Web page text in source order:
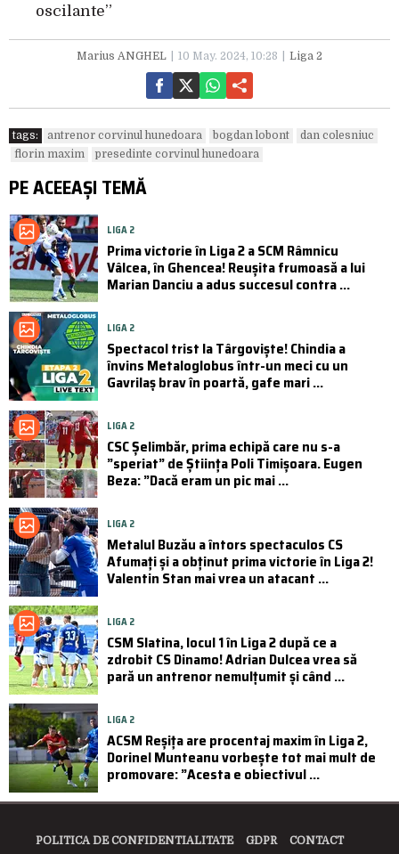
oscilante”
Marius ANGHEL 10 May. 2024, 10:28 Liga 2
tags: antrenor corvinul hunedoara bogdan lobont
dan colesniuc
florin maxim
presedinte corvinul hunedoara
PE ACEEAȘI TEMĂ
LIGA 2
Prima victorie în Liga 2 a SCM Râmnicu
Vâlcea, în Ghencea! Reușita frumoasă a lui
Marian Danciu a adus succesul contra ...
LIGA 2
Spectacol trist la Târgoviște! Chindia a
învins Metaloglobus într-un meci cu un
Gavrilaș brav în poartă, gafe mari ...
LIGA 2
CSC Şelimbăr, prima echipă care nu s-a
”speriat” de Știința Poli Timișoara. Eugen
Beza: ”Dacă eram un pic mai ...
LIGA 2
Metalul Buzău a întors spectaculos CS
Afumați și a obținut prima victorie în Liga 2!
Valentin Stan mai vrea un atacant ...
LIGA 2
CSM Slatina, locul 1 în Liga 2 după ce a
zdrobit CS Dinamo! Adrian Dulcea vrea să
pară un antrenor nemulțumit și când ...
LIGA 2
ACSM Reșița are procentaj maxim în Liga 2,
Dorinel Munteanu vorbește tot mai mult de
promovare: ”Acesta e obiectivul ...
POLITICA DE CONFIDENTIALITATE GDPR CONTACT